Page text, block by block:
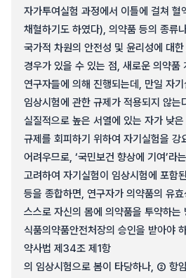
자가투여실험 과정에서 이틀에 걸쳐
채혈하기도 하였다), 의약품 등의 종류
국가적 차원의 안전성 및 윤리성에 대
경우가 있을 수 있는 점, 새로운 의약품
연구자들에 의해 진행되는데, 만일 자
임상시험에 관한 규제가 적용되지 않는
실질적으로 높은 서열에 있는 자가 낮
규제를 회피하기 위하여 자기실험을 강
어려우므로, ‘국민보건 향상에 기여’라
고려하여 자기실험이 임상시험에 포함
등을 종합하면, 연구자가 의약품의 유
스스로 자신의 몸에 의약품을 투약하는
식품의약품안전처장의 승인을 받아야
약사법 제34조 제1항
의 임상시험으로 봄이 타당하나, ② 항